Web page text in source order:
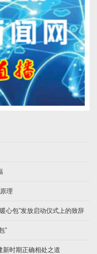
理
心包”发放启动仪式上的致辞
”
新时期正确相处之道